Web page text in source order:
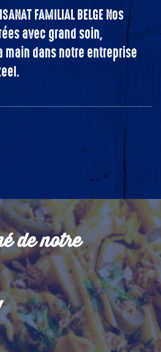
FAMILIAL BELGE Nos
avec grand soin,
dans notre entreprise
de notre